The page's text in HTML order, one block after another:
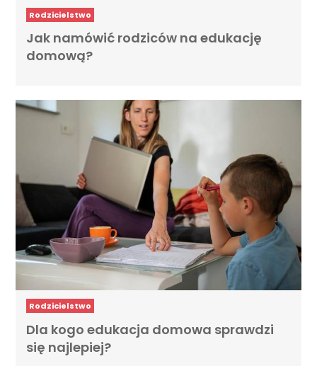
Rodzicielstwo
Jak namówić rodziców na edukację
domową?
Rodzicielstwo
Dla kogo edukacja domowa sprawdzi
się najlepiej?